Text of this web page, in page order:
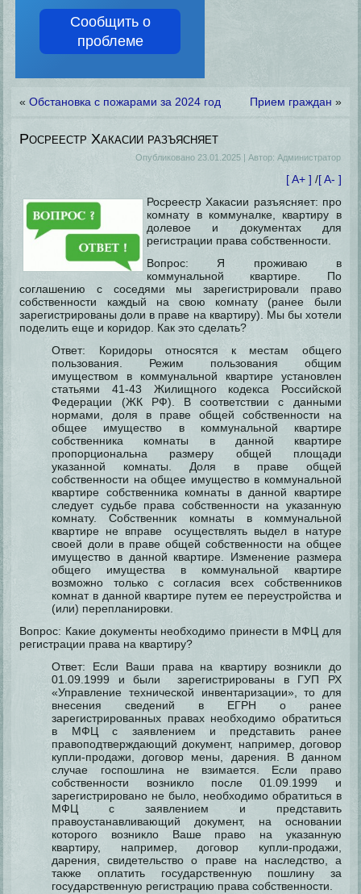
Сообщить о
проблеме
«Обстановка с пожарами за 2024 год Прием граждан »
Росреестр Хакасии разъясняет
Опубликовано 23.01.2025| Автор: Администратор
[ A+ ] /[ A- ]
Росреестр Хакасии разъясняет: про
комнату в коммуналке, квартиру в
долевое и документах для
регистрации права собственности.
Вопрос: Я проживаю в
коммунальной квартире. По
соглашению с соседями мы зарегистрировали право
собственности каждый на свою комнату (ранее были
зарегистрированы доли в праве на квартиру). Мы бы хотели
поделить еще и коридор. Как это сделать?
Ответ: Коридоры относятся к местам общего
пользования. Режим пользования общим
имуществом в коммунальной квартире установлен
статьями 41-43 Жилищного кодекса Российской
Федерации (ЖК РФ). В соответствии с данными
нормами, доля в праве общей собственности на
общее имущество в коммунальной квартире
собственника комнаты в данной квартире
пропорциональна размеру общей площади
указанной комнаты. Доля в праве общей
собственности на общее имущество в коммунальной
квартире собственника комнаты в данной квартире
следует судьбе права собственности на указанную
комнату. Собственник комнаты в коммунальной
квартире не вправе осуществлять выдел в натуре
своей доли в праве общей собственности на общее
имущество в данной квартире. Изменение размера
общего имущества в коммунальной квартире
возможно только с согласия всех собственников
комнат в данной квартире путем ее переустройства и
(или) перепланировки.
Вопрос: Какие документы необходимо принести в МФЦ для
регистрации права на квартиру?
Ответ: Если Ваши права на квартиру возникли до
01.09.1999 и были зарегистрированы в ГУП РХ
«Управление технической инвентаризации», то для
внесения сведений в ЕГРН о ранее
зарегистрированных правах необходимо обратиться
в МФЦ с заявлением и представить ранее
правоподтверждающий документ, например, договор
купли-продажи, договор мены, дарения. В данном
случае госпошлина не взимается. Если право
собственности возникло после 01.09.1999 и
зарегистрировано не было, необходимо обратиться в
МФЦ с заявлением и представить
правоустанавливающий документ, на основании
которого возникло Ваше право на указанную
квартиру, например, договор купли-продажи,
дарения, свидетельство о праве на наследство, а
также оплатить государственную пошлину за
государственную регистрацию права собственности.